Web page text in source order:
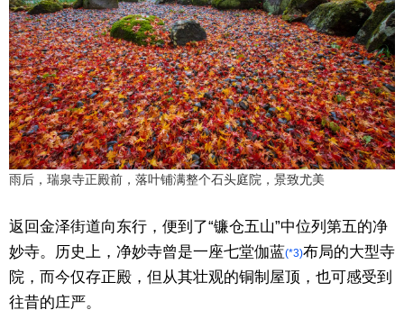
雨后，瑞泉寺正殿前，落叶铺满整个石头庭院，景致尤美
返回金泽街道向东行，便到了“镰仓五山”中位列第五的净
妙寺。历史上，净妙寺曾是一座七堂伽蓝(*3)布局的大型寺
院，而今仅存正殿，但从其壮观的铜制屋顶，也可感受到
往昔的庄严。